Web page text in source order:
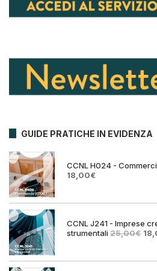
GUIDE PRATICHE IN EVIDENZA
CCNL H024 -
Il
era:
18,00€Il
è:
CCNL J241 - Imprese
strumentali25,00€ Il
era: